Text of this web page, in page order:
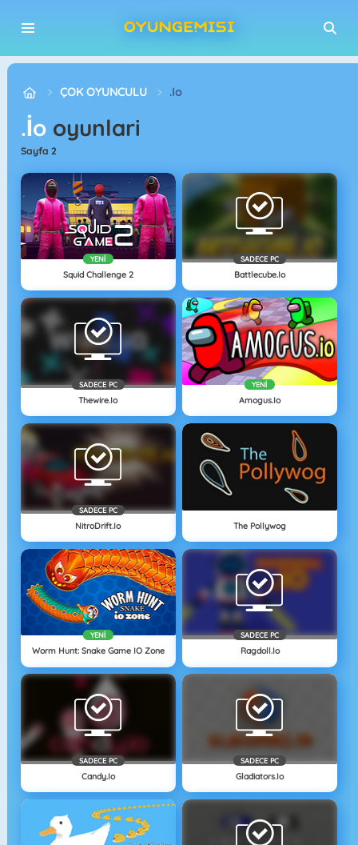
ÇOK OYUNCULU .io
.io oyunlari
sayfa 2
YENI
Squid Challenge 2
SADECE PC
Battlecube.io
SADECE PC
Thewire.io
YENI
Amogus.io
SADECE PC
NitroDrift.io The Pollywog
YENI
Worm Hunt: Snake Game IO Zone
SADECE PC
Ragdoll.io
SADECE PC
Candy.io
SADECE PC
Gladiators.io